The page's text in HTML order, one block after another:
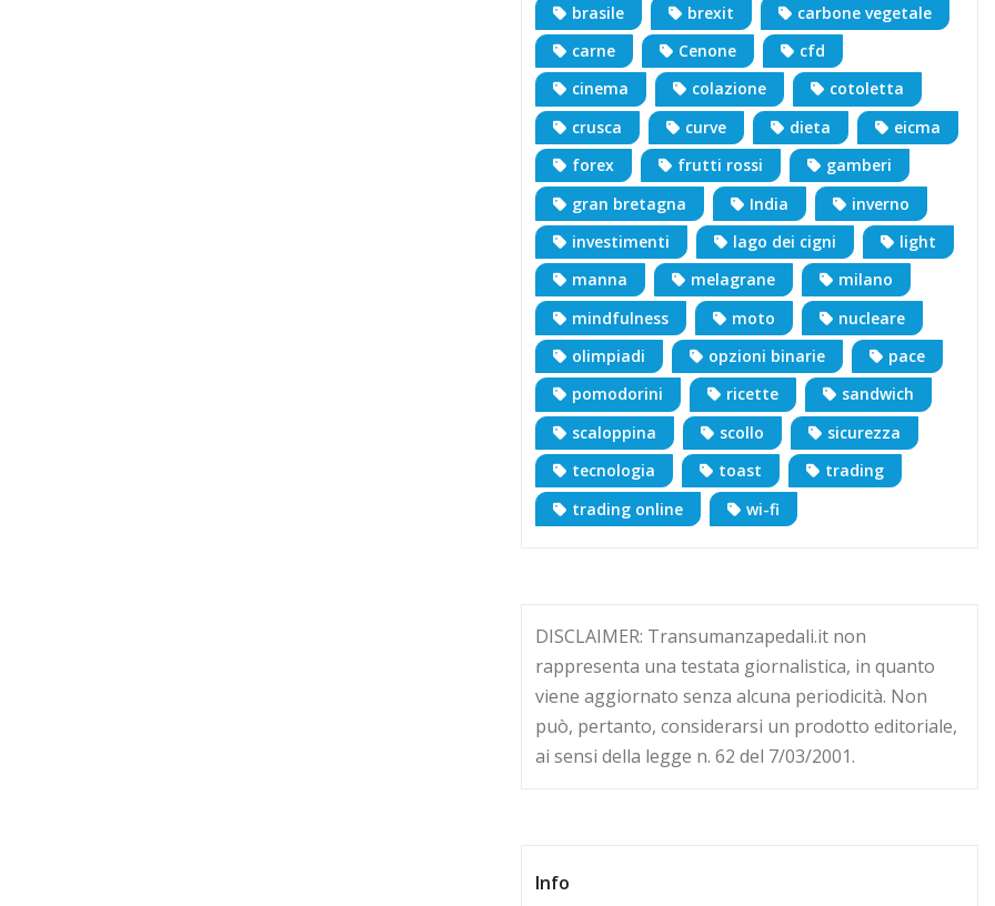
brasile
brexit
carbone vegetale
carne
Cenone
cfd
cinema
colazione
cotoletta
crusca
curve dieta
eicma
forex
frutti rossi
gamberi
gran bretagna
India
inverno
investimenti
lago dei cigni
light
manna
melagrane
milano
mindfulness
moto
nucleare
olimpiadi
opzioni binarie
pace
pomodorini
ricette
sandwich
scaloppina
scollo
sicurezza
tecnologia
toast
trading
trading online
wi-fi
DISCLAIMER: Transumanzapedali.it non
rappresenta una testata giornalistica, in quanto
viene aggiornato senza alcuna periodicità. Non
può, pertanto, considerarsi un prodotto editoriale,
ai sensi della legge n. 62 del 7/03/2001.
Info